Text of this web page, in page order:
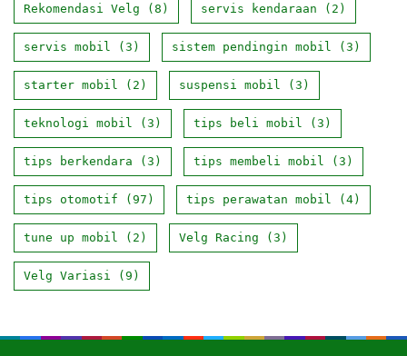
Rekomendasi Velg (8) servis kendaraan (2)
servis mobil (3) sistem pendingin mobil (3)
starter mobil (2) suspensi mobil (3)
teknologi mobil (3) tips beli mobil (3)
tips berkendara (3) tips membeli mobil (3)
tips otomotif (97) tips perawatan mobil (4)
tune up mobil (2) Velg Racing (3)
Velg Variasi (9)